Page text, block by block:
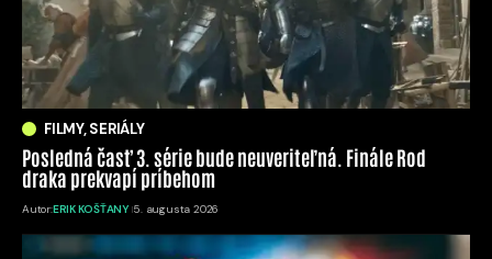
FILMY, SERIÁLY
Posledná časť 3. série bude neuveriteľná. Finále Rod
draka prekvapí príbehom
Autor:ERIK KOŠŤANY 5. augusta 2026